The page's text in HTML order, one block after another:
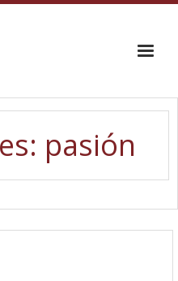
pasión